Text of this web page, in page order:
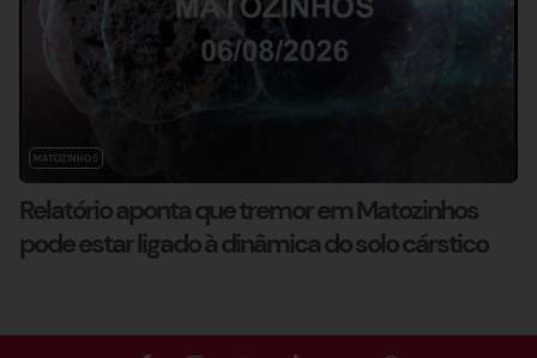
MATOZINHOS
Relatório aponta que tremor em Matozinhos
pode estar ligado à dinâmica do solo cárstico